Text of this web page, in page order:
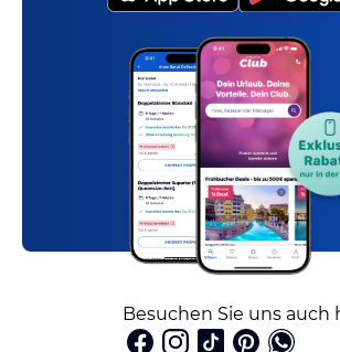
Besuchen Sie uns auch